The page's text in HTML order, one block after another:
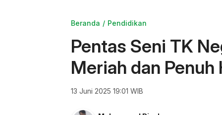
Beranda Pendidikan
Pentas Seni TK
Meriah dan Penuh
13 Juni 2025 19:01 WIB